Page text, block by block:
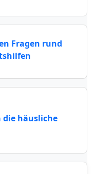
Fragen rund
häusliche